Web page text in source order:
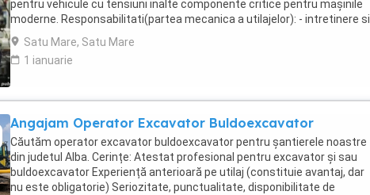
pentru vehicule cu tensiuni inalte componente critice pentru mașinile
moderne. Responsabilitati(partea mecanica a utilajelor): - intretinere si
reparatii mecanice ...
Satu Mare, Satu Mare
1 ianuarie
Angajam Operator Excavator Buldoexcavator
Căutăm operator excavator buldoexcavator pentru șantierele noastre
din judetul Alba. Cerințe: Atestat profesional pentru excavator și sau
buldoexcavator Experiență anterioară pe utilaj (constituie avantaj, dar
nu este obligatorie) Seriozitate, punctualitate, disponibilitate de